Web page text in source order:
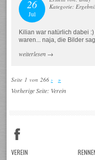
26
Jul
Kategorie:
Kilian war natürlich dabei
waren... naja, die Bilder
weiterlesen →
Seite 1 von 266 › »
Vorherige Seite: Verein
VEREIN